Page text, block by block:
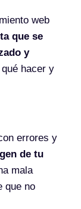
web
que se
y
hacer y
errores y
de tu
mala
que no